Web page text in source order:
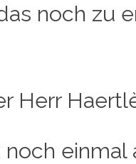
noch zu
Herr
einmal